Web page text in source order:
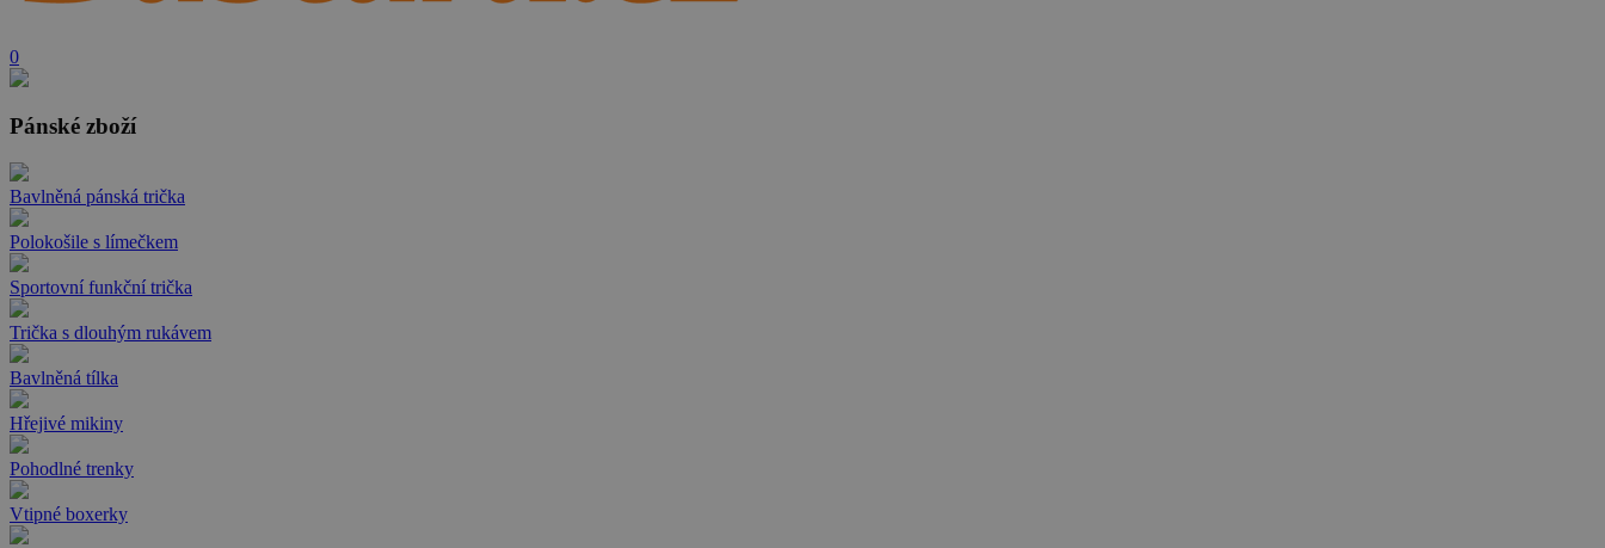
0
Pánské zboží
Bavlněná pánská trička
Polokošile s límečkem
Sportovní funkční trička
Trička s dlouhým rukávem
Bavlněná tílka
Hřejivé mikiny
Pohodlné trenky
Vtipné boxerky